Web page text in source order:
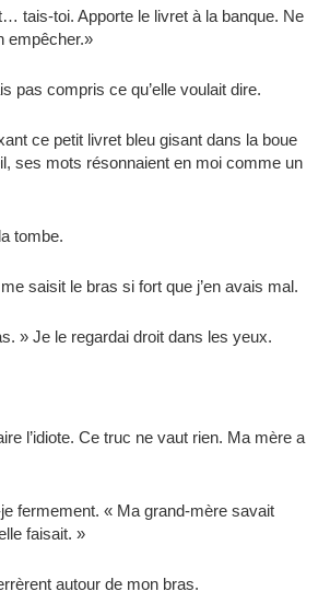
tais-toi. Apporte le livret à la banque. Ne
empêcher.»
pas compris ce qu’elle voulait dire.
ce petit livret bleu gisant dans la boue
ses mots résonnaient en moi comme un
tombe.
saisit le bras si fort que j’en avais mal.
» Je le regardai droit dans les yeux.
l’idiote. Ce truc ne vaut rien. Ma mère a
fermement. « Ma grand-mère savait
faisait. »
autour de mon bras.